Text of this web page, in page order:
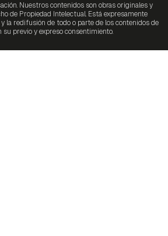
Nuestros contenidos son obras originales y
de Propiedad Intelectual. Está expresamente
la redifusión de todo o parte de los contenidos de
su previo y expreso consentimiento.